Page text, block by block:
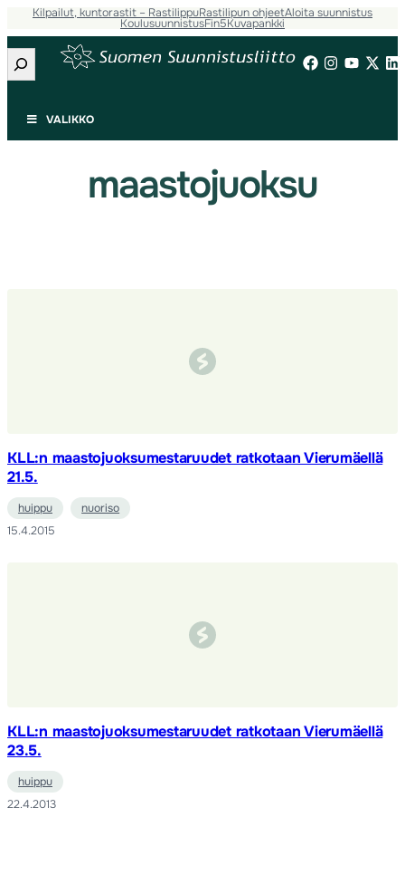
Siirry
sisältöön
Kilpailut, kuntorastit – RastilippuRastilipun ohjeetAloita suunnistus
KoulusuunnistusFin5Kuvapankki
Etsi
VALIKKO
maastojuoksu
KLL:n maastojuoksumestaruudet ratkotaan Vierumäellä
21.5.
huippu
nuoriso
15.4.2015
KLL:n maastojuoksumestaruudet ratkotaan Vierumäellä
23.5.
huippu
22.4.2013